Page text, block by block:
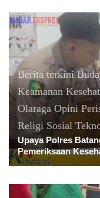
Berita terkini
Keamanan
Olaraga Opini
Religi Sosial
Upaya Polres
Pemeriksaan